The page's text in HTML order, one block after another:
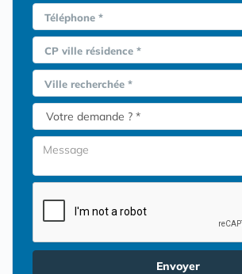
Téléphone *
CP ville résidence *
Ville recherchée *
Envoyer